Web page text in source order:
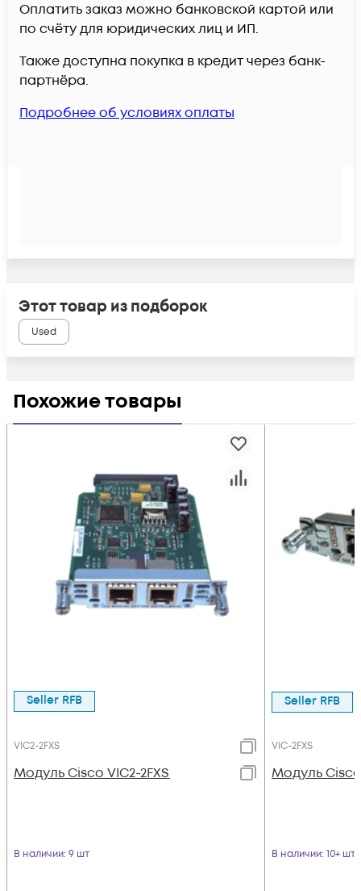
Оплатить заказ можно банковской картой или
по счёту для юридических лиц и ИП.
Также доступна покупка в кредит через банк-
партнёра.
Подробнее об условиях оплаты
Этот товар из подборок
Used
Похожие товары
Seller RFB
VIC2-2FXS
Модуль Cisco VIC2-2FXS
В наличии: 9 шт
Seller RFB
VIC-2FXS
Модуль Cisco
В наличии: 10+ шт